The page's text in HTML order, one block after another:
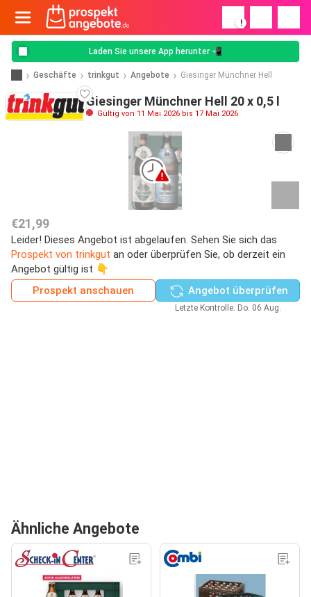
!
Laden Sie unsere App herunter 📲
Geschäfte trinkgut Angebote Giesinger Münchner Hell
Giesinger Münchner Hell 20 x 0,5 l
Gültig von 11 Mai 2026 bis 17 Mai 2026
€21,99
Leider! Dieses Angebot ist abgelaufen. Sehen Sie sich das
Prospekt von trinkgut an oder überprüfen Sie, ob derzeit ein
Angebot gültig ist 👇
Prospekt anschauen
Angebot überprüfen
Letzte Kontrolle: Do. 06 Aug.
Ähnliche Angebote